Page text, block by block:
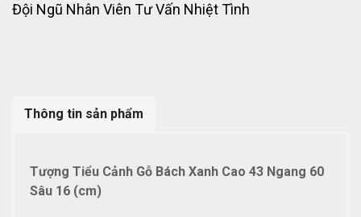
Đội Ngũ Nhân Viên Tư Vấn Nhiệt Tình
Thông tin sản phẩm
Tượng Tiểu Cảnh Gỗ Bách Xanh Cao 43 Ngang 60
Sâu 16 (cm)